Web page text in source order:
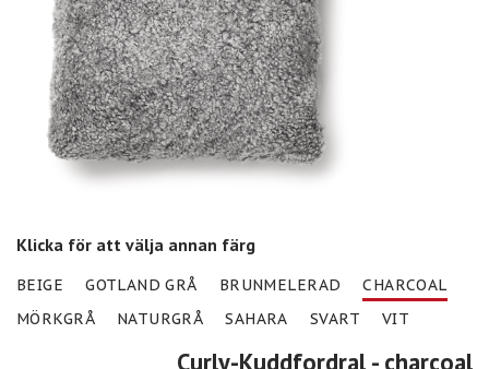
Klicka för att välja annan färg
BEIGE GOTLAND GRÅ BRUNMELERAD
CHARCOAL
MÖRKGRÅ
NATURGRÅ SAHARA SVART VIT
Curly-Kuddfordral- charcoal